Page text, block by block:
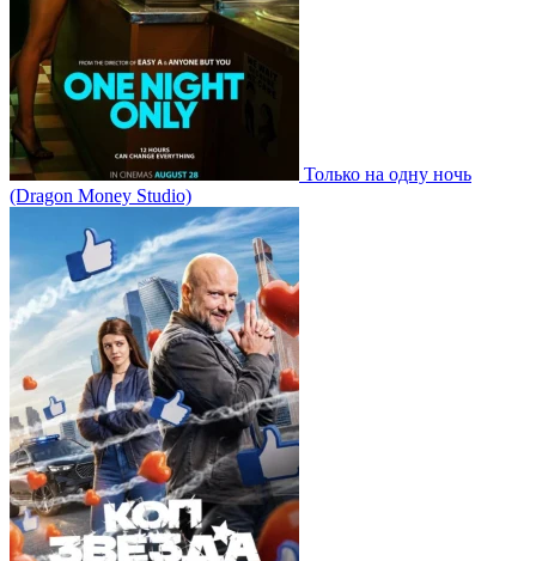
Только на одну ночь
(Dragon Money Studio)